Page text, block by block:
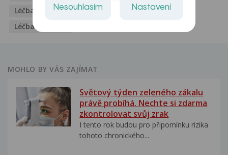
Léčba ostruhy na patě
Léčba pásového oparu
Léčba rakoviny
MOHLO BY VÁS ZAJÍMAT
Světový týden zeleného zákalu
právě probíhá. Nechte si zdarma
zkontrolovat svůj zrak
I tento rok budou pro připomínku rizika
tohoto chronického...
Nesouhlasím Nastavení